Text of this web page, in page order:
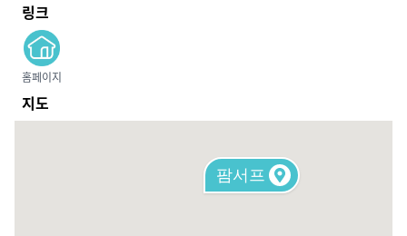
링크
홈페이지
지도
팜서프